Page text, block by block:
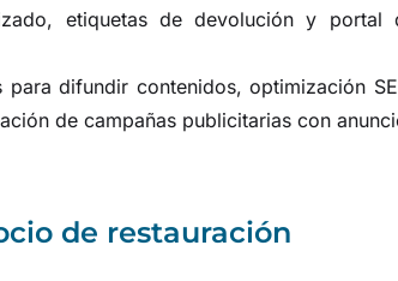
etiquetas de devolución y portal
para difundir contenidos, optimización
de campañas publicitarias con
de restauración